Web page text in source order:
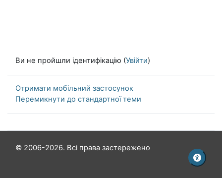
Ви не пройшли ідентифікацію (Увійти)
Отримати мобільний застосунок
Перемикнути до стандартної теми
© 2006-2026. Всі права застережено